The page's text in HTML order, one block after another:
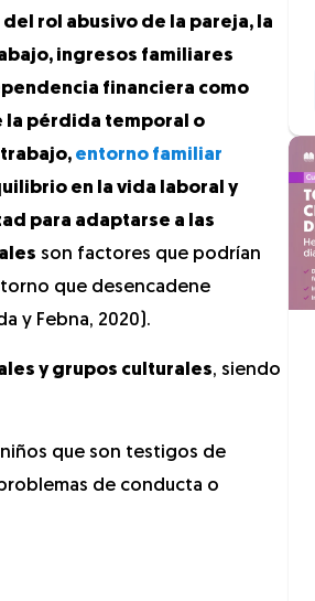
rol abusivo de la pareja, la
ingresos familiares
financiera como
la pérdida temporal o
entorno familiar
en la vida laboral y
para adaptarse a las
son factores que podrían
que desencadene
y Febna, 2020).
y grupos culturales, siendo
que son testigos de
de conducta o